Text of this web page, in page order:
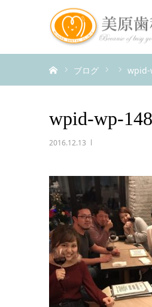
ブログ wpid-
wpid-wp-
2016.12.13